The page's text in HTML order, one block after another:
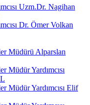
Uzm.Dr. Nagihan
Dr. Ömer Volkan
Müdürü Alparslan
Müdür Yardımcısı
Müdür Yardımcısı Elif